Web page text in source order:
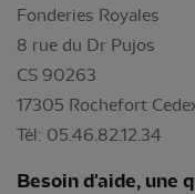
Fonderies Royales
8 rue du Dr Pujos
CS 90263
17305 Rochefort
Tél: 05.46.82.12.34
Besoin d'aide, une